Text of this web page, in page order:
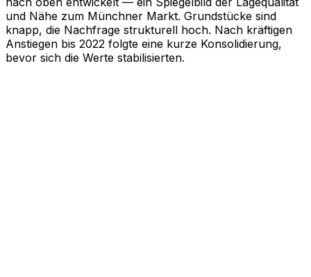
und Nähe zum Münchner Markt. Grundstücke sind
knapp, die Nachfrage strukturell hoch. Nach kräftigen
Anstiegen bis 2022 folgte eine kurze Konsolidierung,
bevor sich die Werte stabilisierten.